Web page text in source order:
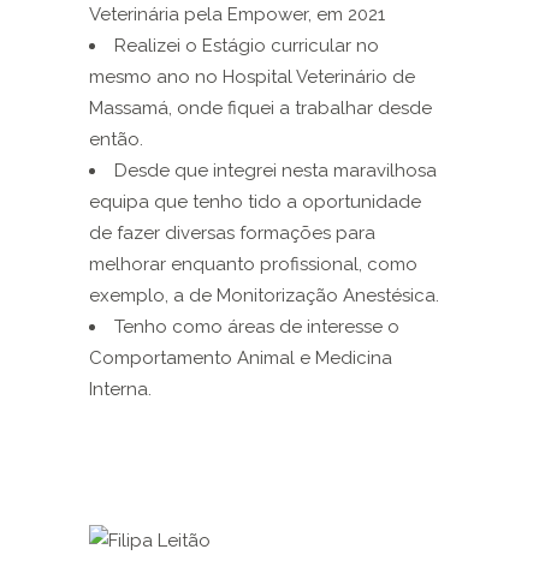
Veterinária pela Empower, em 2021
Realizei o Estágio curricular no
mesmo ano no Hospital Veterinário de
Massamá, onde fiquei a trabalhar desde
então.
Desde que integrei nesta maravilhosa
equipa que tenho tido a oportunidade
de fazer diversas formações para
melhorar enquanto profissional, como
exemplo, a de Monitorização Anestésica.
Tenho como áreas de interesse o
Comportamento Animal e Medicina
Interna.